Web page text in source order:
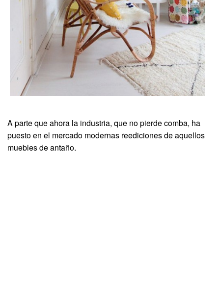
A parte que ahora la industria, que no pierde comba, ha
puesto en el mercado modernas reediciones de aquellos
muebles de antaño.